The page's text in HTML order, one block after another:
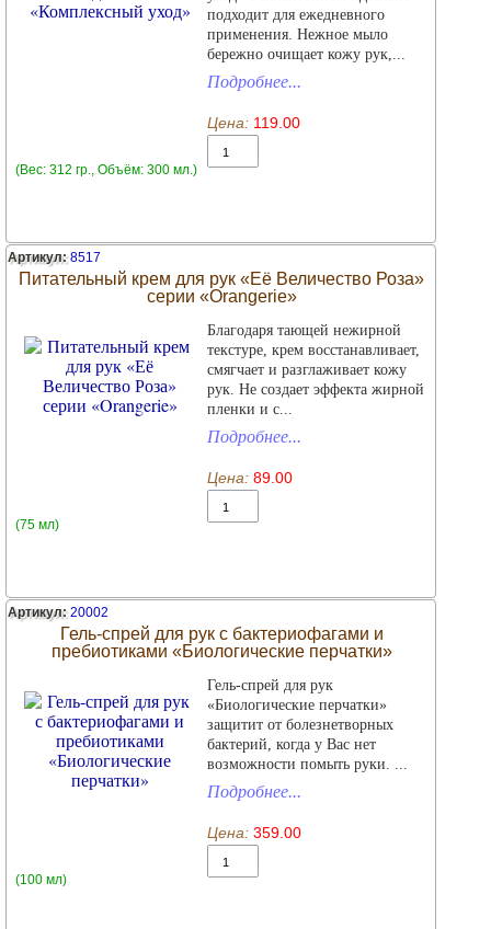
(Вес: 312 гр., Объём: 300 мл.)
подходит для ежедневного
применения. Нежное мыло
бережно очищает кожу рук,...
Подробнее...
Цена: 119.00
Артикул:8517
Питательный крем для рук «Её Величество Роза»
серии «Orangerie»
(75 мл)
Благодаря тающей нежирной
текстуре, крем восстанавливает,
смягчает и разглаживает кожу
рук. Не создает эффекта жирной
пленки и с...
Подробнее...
Цена: 89.00
Артикул:20002
Гель-спрей для рук с бактериофагами и
пребиотиками «Биологические перчатки»
(100 мл)
Гель-спрей для рук
«Биологические перчатки»
защитит от болезнетворных
бактерий, когда у Вас нет
возможности помыть руки. ...
Подробнее...
Цена: 359.00